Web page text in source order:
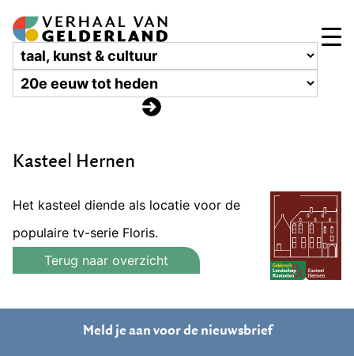
Kasteel Hernen
Het kasteel diende als locatie voor de
populaire tv-serie Floris.
Terug naar overzicht
Meld je aan voor de nieuwsbrief